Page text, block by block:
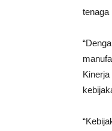
tenaga